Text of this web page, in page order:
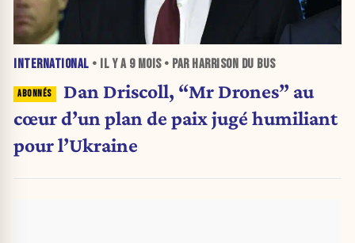
INTERNATIONAL • IL Y A 9 MOIS• PAR HARRISON DU BUS
Dan Driscoll, “Mr Drones” au
cœur d’un plan de paix jugé humiliant
pour l’Ukraine